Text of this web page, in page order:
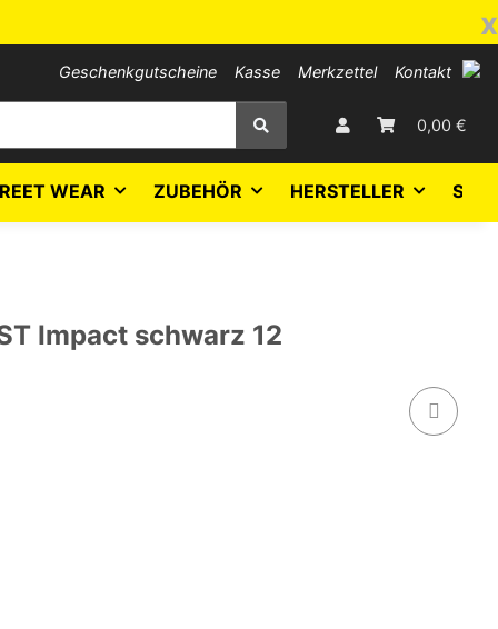
x
Geschenkgutscheine Kasse Merkzettel Kontakt
0,00 €
WEAR ZUBEHÖR HERSTELLER SALE
Impact schwarz 12